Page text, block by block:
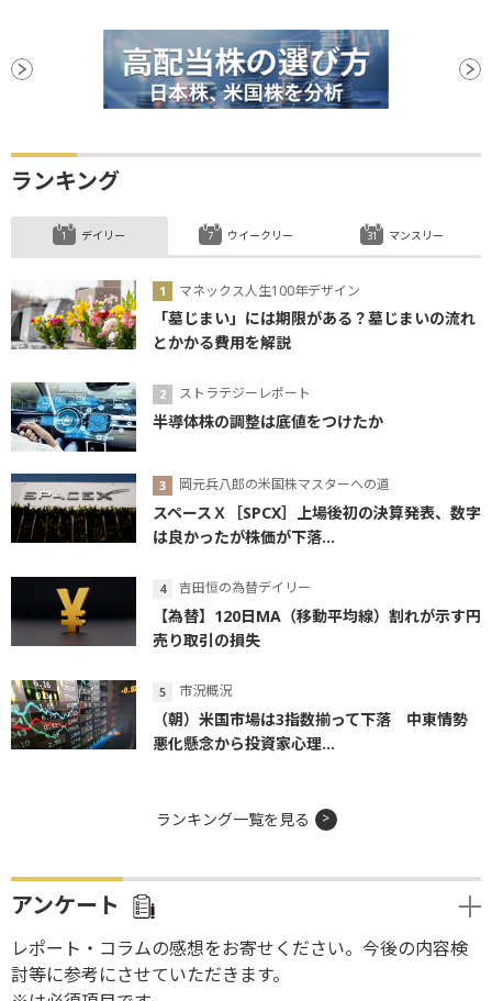
ランキング
デイリー
マネックス人生100年デザイン
「墓じまい」には期限がある？墓じまいの流れ
とかかる費用を解説
ストラテジーレポート
半導体株の調整は底値をつけたか
岡元兵八郎の米国株マスターへの道
スペースＸ［SPCX］上場後初の決算発表、数字
は良かったが株価が下落...
吉田恒の為替デイリー
【為替】120日MA（移動平均線）割れが示す円
売り取引の損失
市況概況
（朝）米国市場は3指数揃って下落 中東情勢
悪化懸念から投資家心理...
ウイークリー マンスリー
ランキング一覧を見る
アンケート
レポート・コラムの感想をお寄せください。今後の内容検
討等に参考にさせていただきます。